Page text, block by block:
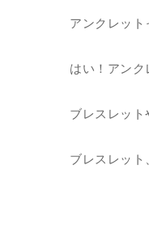
アンクレット
はい！ アンク
ブレスレット
ブレスレッ